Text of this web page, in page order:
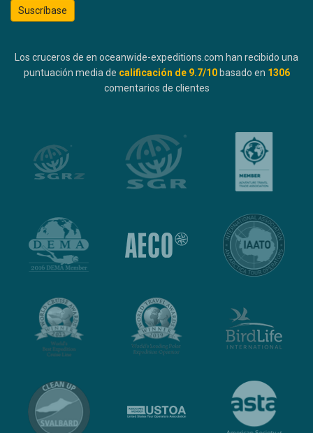
Suscríbase
Los cruceros de en oceanwide-expeditions.com han recibido una
puntuación media de calificación de 9.7/10 basado en 1306
comentarios de clientes